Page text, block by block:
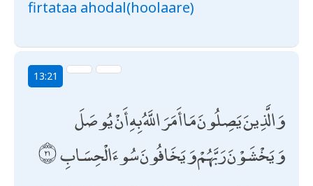
firtataa ahodal(hoolaare)
13:21
وَالَّذِينَ يَصِلُونَ مَا أَمَرَ اللَّهُ بِهِ أَنْ يُوصَلَ
وَيَخْشَوْنَ رَبَّهُمْ وَيَخَافُونَ سُوءَ الْحِسَابِ